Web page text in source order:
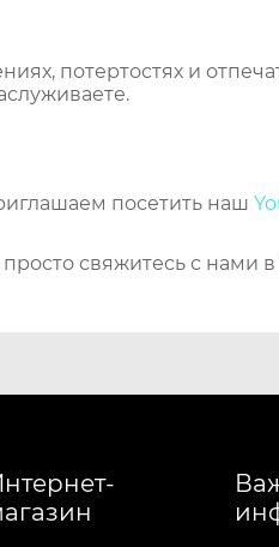
потертостях и
посетить наш
свяжитесь с нами в